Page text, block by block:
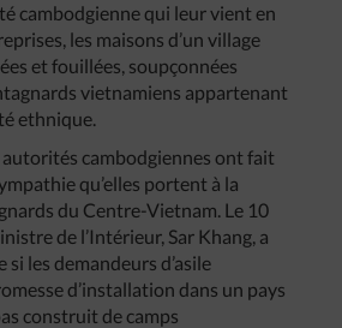
cambodgienne qui leur vient en
les maisons d’un village
et fouillées, soupçonnées
vietnamiens appartenant
ethnique.
autorités cambodgiennes ont fait
qu’elles portent à la
du Centre-Vietnam. Le 10
de l’Intérieur, Sar Khang, a
si les demandeurs d’asile
d’installation dans un pays
construit de camps